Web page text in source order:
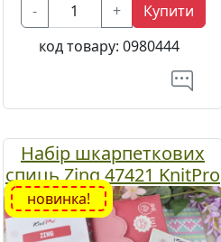
- +
Купити
код товару: 0980444
Набір шкарпеткових
спиць Zing 47421 KnitPro
, довжина 15 см №2-4мм
новинка!